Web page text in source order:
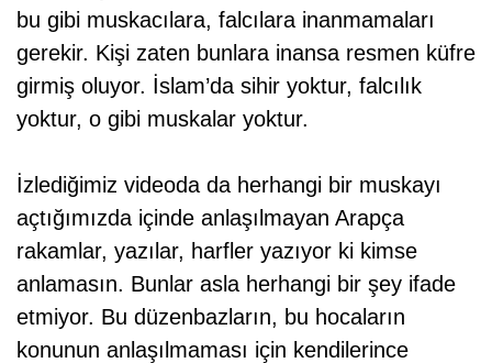
bu gibi muskacılara, falcılara inanmamaları
gerekir. Kişi zaten bunlara inansa resmen küfre
girmiş oluyor. İslam’da sihir yoktur, falcılık
yoktur, o gibi muskalar yoktur.
İzlediğimiz videoda da herhangi bir muskayı
açtığımızda içinde anlaşılmayan Arapça
rakamlar, yazılar, harfler yazıyor ki kimse
anlamasın. Bunlar asla herhangi bir şey ifade
etmiyor. Bu düzenbazların, bu hocaların
konunun anlaşılmaması için kendilerince